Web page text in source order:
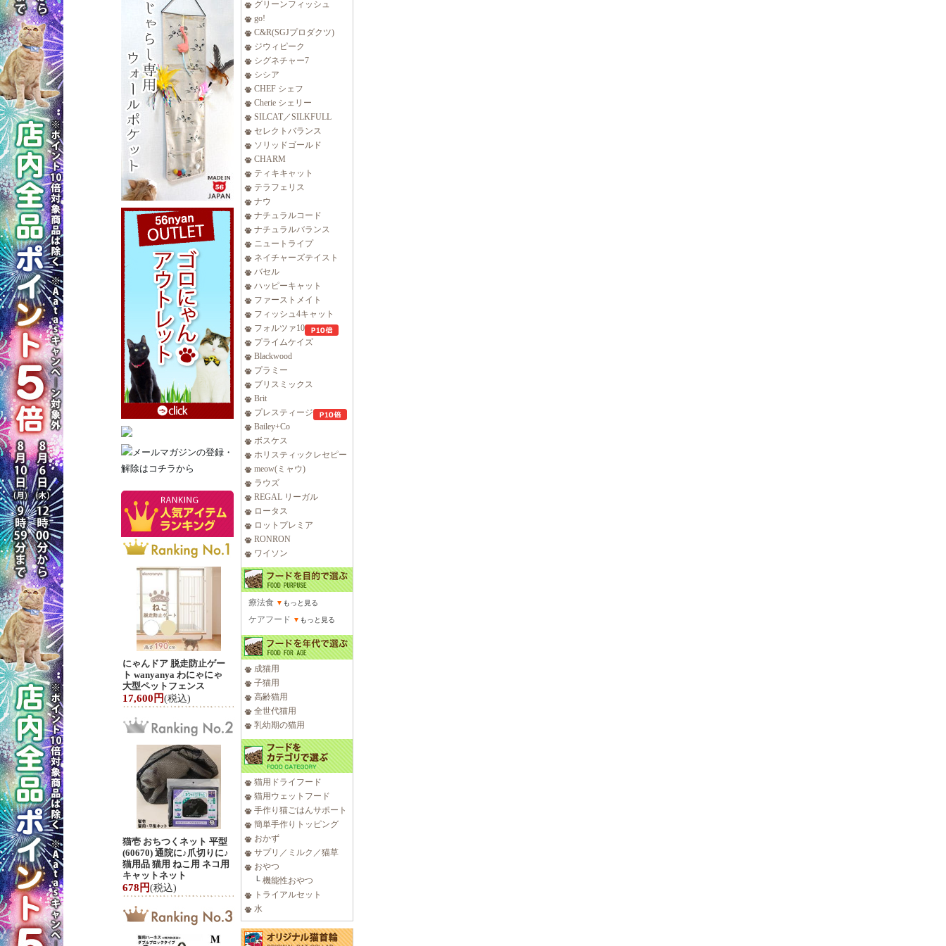
にゃんドア 脱走防止ゲー
ト wanyanya わにゃにゃ
大型ペットフェンス
17,600円(税込)
猫壱 おちつくネット 平型
(60670) 通院に♪爪切りに♪
猫用品 猫用 ねこ用 ネコ用
キャットネット
678円(税込)
グリーンフィッシュ
go!
C&R(SGJプロダクツ)
ジウィピーク
シグネチャー7
シシア
CHEF シェフ
Cherie シェリー
SILCAT／SILKFULL
セレクトバランス
ソリッドゴールド
CHARM
ティキキャット
テラフェリス
ナウ
ナチュラルコード
ナチュラルバランス
ニュートライプ
ネイチャーズテイスト
バセル
ハッピーキャット
ファーストメイト
フィッシュ4キャット
フォルツァ10
プライムケイズ
Blackwood
プラミー
ブリスミックス
Brit
プレスティージ
Bailey+Co
ボスケス
ホリスティックレセピー
meow(ミャウ)
ラウズ
REGAL リーガル
ロータス
ロットプレミア
RONRON
ワイソン
療法食 ▼ もっと見る
ケアフード ▼ もっと見る
成猫用
子猫用
高齢猫用
全世代猫用
乳幼期の猫用
猫用ドライフード
猫用ウェットフード
手作り猫ごはんサポート
簡単手作りトッピング
おかず
サプリ／ミルク／猫草
おやつ
└ 機能性おやつ
トライアルセット
水